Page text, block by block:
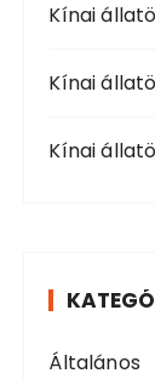
Kínai
Kínai
Kínai
Általános